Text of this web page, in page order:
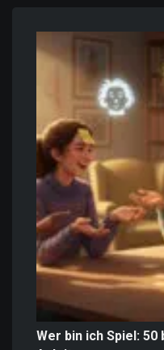
Wer bin ich Spiel: 50